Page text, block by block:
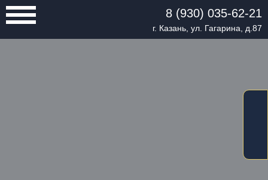
8 (930) 035-62-21
г. Казань, ул. Гагарина, д.87